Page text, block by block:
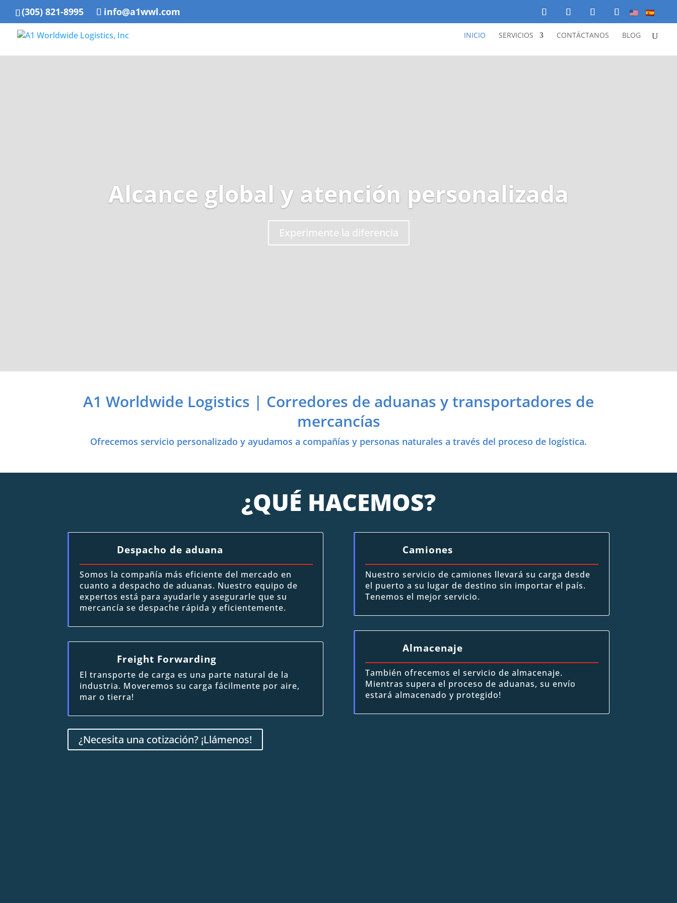
(305) 821-8995 info@a1wwl.com
INICIO SERVICIOS CONTÁCTANOS BLOG
Alcance global y atención personalizada
Experimente la diferencia
A1 Worldwide Logistics | Corredores de aduanas y transportadores de
mercancías
Ofrecemos servicio personalizado y ayudamos a compañías y personas naturales a través del proceso de logística.
¿QUÉ HACEMOS?
Despacho de aduana
Somos la compañía más eficiente del mercado en
cuanto a despacho de aduanas. Nuestro equipo de
expertos está para ayudarle y asegurarle que su
mercancía se despache rápida y eficientemente.
Freight Forwarding
El transporte de carga es una parte natural de la
industria. Moveremos su carga fácilmente por aire,
mar o tierra!
Camiones
Nuestro servicio de camiones llevará su carga desde
el puerto a su lugar de destino sin importar el país.
Tenemos el mejor servicio.
Almacenaje
También ofrecemos el servicio de almacenaje.
Mientras supera el proceso de aduanas, su envío
estará almacenado y protegido!
¿Necesita una cotización? ¡Llámenos!